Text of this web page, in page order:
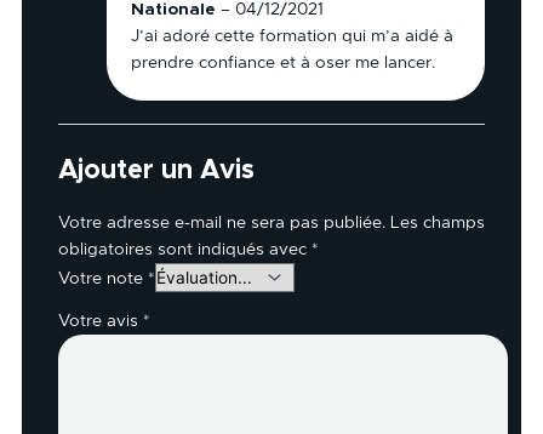
Nationale – 04/12/2021
J’ai adoré cette formation qui m’a aidé à
prendre confiance et à oser me lancer.
Ajouter un Avis
Votre adresse e-mail ne sera pas publiée.
Les champs
obligatoires sont indiqués avec *
Votre note *
Votre avis *